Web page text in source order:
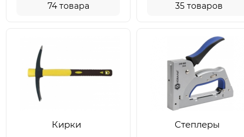
74 товара 35 товаров
Кирки Степлеры